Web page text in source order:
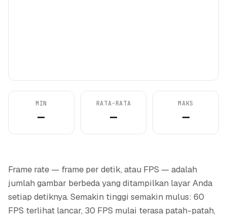
MIN
—
RATA-RATA
—
MAKS
—
Frame rate — frame per detik, atau FPS — adalah
jumlah gambar berbeda yang ditampilkan layar Anda
setiap detiknya. Semakin tinggi semakin mulus: 60
FPS terlihat lancar, 30 FPS mulai terasa patah-patah,